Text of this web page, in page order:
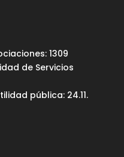
1309
de Servicios
pública: 24.11.